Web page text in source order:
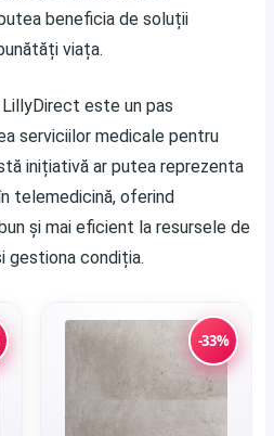
beneficia de soluții
viața.
este un pas
serviciilor medicale pentru
inițiativă ar putea reprezenta
telemedicină, oferind
și mai eficient la resursele de
gestiona condiția.
-33%